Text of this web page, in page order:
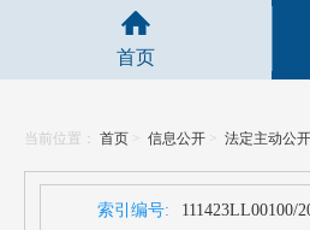
首页
当前位置： 首页 > 信息公开 > 法定主动公
索引编号:
111423LL00100/